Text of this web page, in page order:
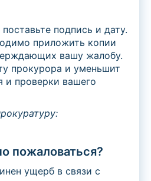
подпись и дату.
приложить копии
вашу жалобу.
прокурора и уменьшит
и проверки вашего
пожаловаться?
ущерб в связи с